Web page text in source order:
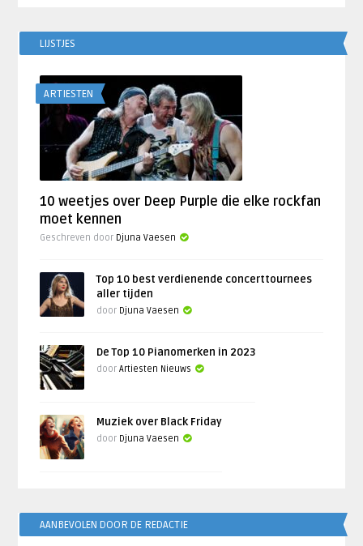
LIJSTJES
ARTIESTEN
10 weetjes over Deep Purple die elke rockfan
moet kennen
Geschreven door Djuna Vaesen
Top 10 best verdienende concerttournees
aller tijden
door Djuna Vaesen
De Top 10 Pianomerken in 2023
doorArtiesten Nieuws
Muziek over Black Friday
door Djuna Vaesen
AANBEVOLEN DOOR DE REDACTIE